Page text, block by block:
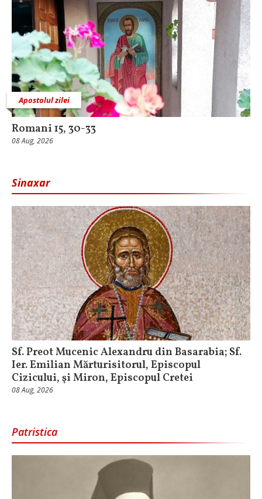
Apostolul zilei
Romani 15, 30-33
08 Aug, 2026
Sinaxar
Sf. Preot Mucenic Alexandru din Basarabia; Sf.
Ier. Emilian Mărturisitorul, Episcopul
Cizicului, şi Miron, Episcopul Cretei
08 Aug, 2026
Patristica